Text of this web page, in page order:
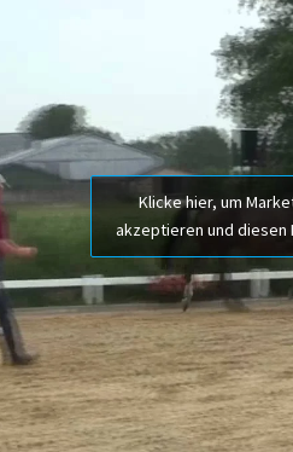
Klicke hier, um
akzeptieren und diesen